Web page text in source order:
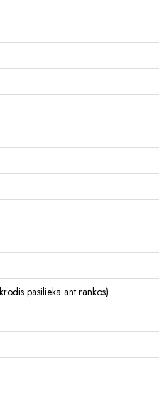
pasilieka ant rankos)